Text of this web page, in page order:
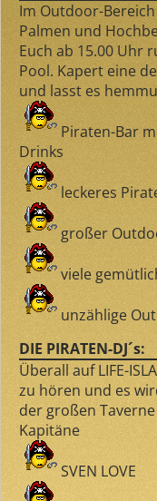
Im Outdoor-Bereich
Palmen und
Euch ab 15.00 Uhr
Pool. Kapert eine
und lasst es
Piraten-Bar
Drinks
leckeres
großer
viele
unzählige
DIE PIRATEN-DJ´s:
Überall auf LIFE-
zu hören und es
der großen
Kapitäne
SVEN LOVE